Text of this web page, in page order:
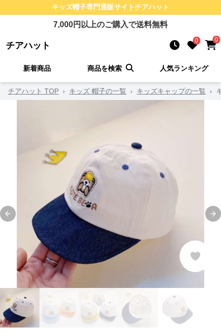
キッズ帽子専門通販サイトチアハット
7,000円以上のご購入で送料無料
チアハット 0 0
新着商品 商品を検索 人気ランキング
チアハット TOP › キッズ 帽子の一覧 › キッズキャップの一覧 ›
Previous slide